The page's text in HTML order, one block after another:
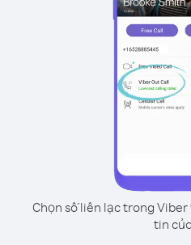
Chọn số liên lạc trong
tin